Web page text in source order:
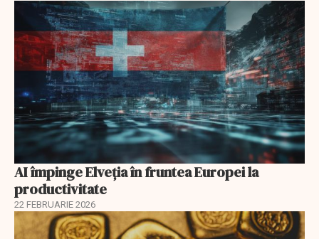
AI împinge Elveția în fruntea Europei la
productivitate
22 FEBRUARIE 2026